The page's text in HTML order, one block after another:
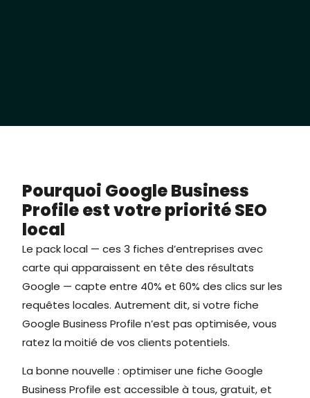
Pourquoi Google Business
Profile est votre priorité SEO
local
Le pack local — ces 3 fiches d’entreprises avec
carte qui apparaissent en tête des résultats
Google — capte entre 40% et 60% des clics sur les
requêtes locales. Autrement dit, si votre fiche
Google Business Profile n’est pas optimisée, vous
ratez la moitié de vos clients potentiels.
La bonne nouvelle : optimiser une fiche Google
Business Profile est accessible à tous, gratuit, et